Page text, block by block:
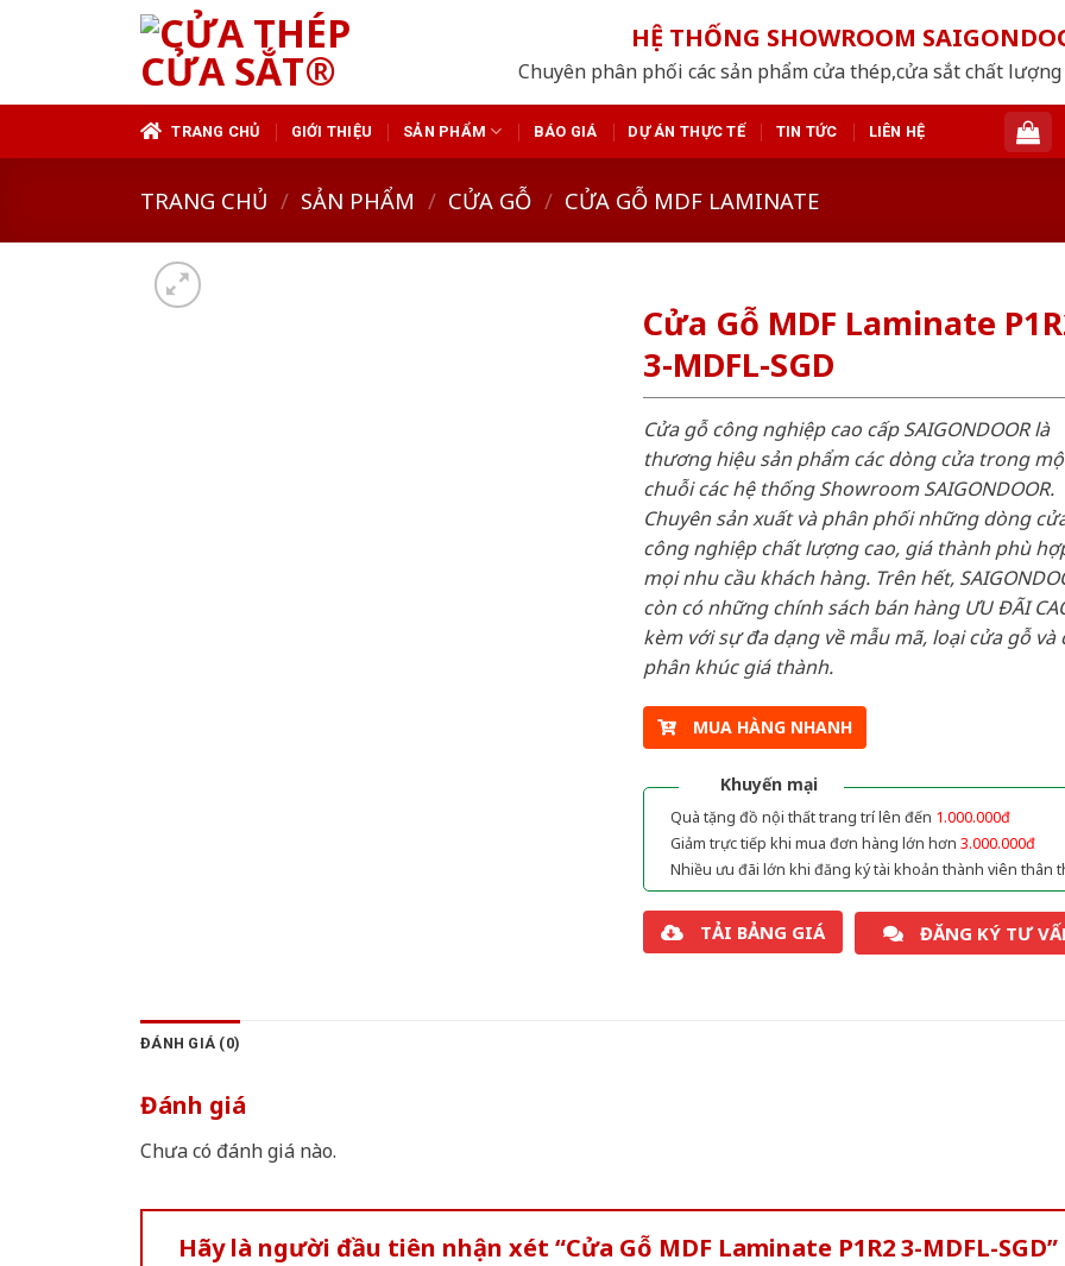
HỆ THỐNG SHOWROOM
Chuyên phân phối các sản phẩm cửa thép,cửa sắt chất
TRANG CHỦ GIỚI THIỆU SẢN PHẨM BÁO GIÁ DỰ ÁN THỰC TẾ TIN TỨC LIÊN HỆ
TRANG CHỦ / SẢN PHẨM / CỬA GỖ / CỬA GỖ MDF LAMINATE
Cửa Gỗ MDF Laminate
3-MDFL-SGD
Cửa gỗ công nghiệp cao cấp SAIGONDOOR là
thương hiệu sản phẩm các dòng cửa trong
chuỗi các hệ thống Showroom SAIGONDOOR.
Chuyên sản xuất và phân phối những dòng
công nghiệp chất lượng cao, giá thành phù
mọi nhu cầu khách hàng. Trên hết,
còn có những chính sách bán hàng ƯU ĐÃI
kèm với sự đa dạng về mẫu mã, loại cửa gỗ và
phân khúc giá thành.
MUA HÀNG NHANH
Khuyến mại
Quà tặng đồ nội thất trang trí lên đến 1.000.000đ
Giảm trực tiếp khi mua đơn hàng lớn hơn 3.000.000đ
Nhiều ưu đãi lớn khi đăng ký tài khoản thành viên thân
TẢI BẢNG GIÁ ĐĂNG KÝ TƯ
ĐÁNH GIÁ (0)
Đánh giá
Chưa có đánh giá nào.
Hãy là người đầu tiên nhận xét “Cửa Gỗ MDF Laminate P1R2 3-MDFL-SGD”